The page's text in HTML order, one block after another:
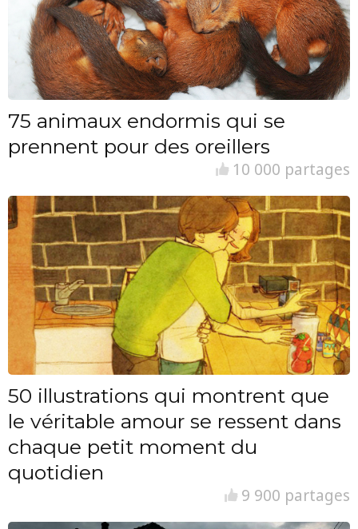
75 animaux endormis qui se
prennent pour des oreillers
10 000 partages
50 illustrations qui montrent que
le véritable amour se ressent dans
chaque petit moment du
quotidien
9 900 partages